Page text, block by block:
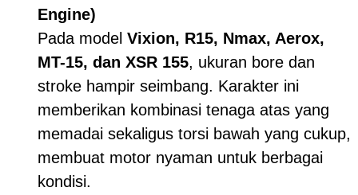
Engine)
Pada model Vixion, R15, Nmax, Aerox,
MT-15, dan XSR 155, ukuran bore dan
stroke hampir seimbang. Karakter ini
memberikan kombinasi tenaga atas yang
memadai sekaligus torsi bawah yang cukup,
membuat motor nyaman untuk berbagai
kondisi.